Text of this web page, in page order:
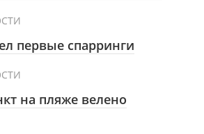
первые спарринги
на пляже велено